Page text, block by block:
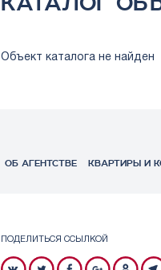
Объект каталога не найден
ОБ АГЕНТСТВЕ КВАРТИРЫ И
ПОДЕЛИТЬСЯ ССЫЛКОЙ